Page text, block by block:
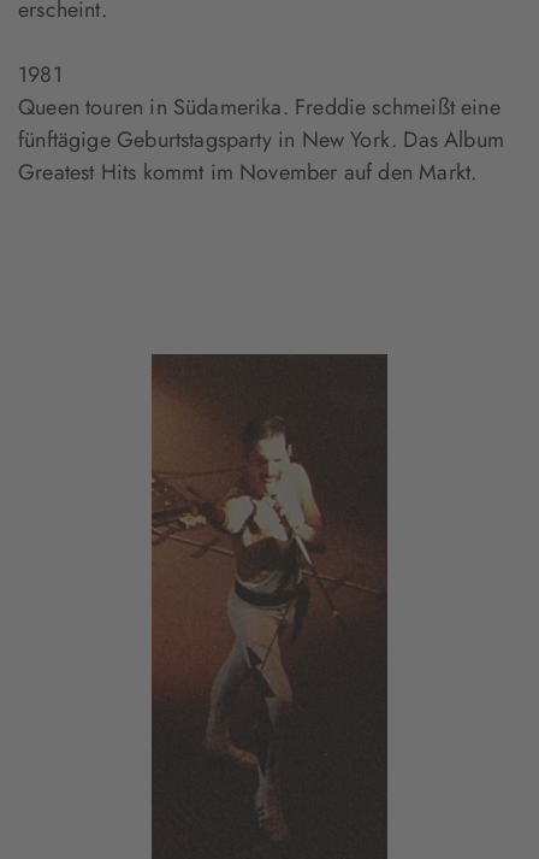
erscheint.
1981
Queen touren in Südamerika. Freddie schmeißt eine
fünftägige Geburtstagsparty in New York. Das Album
Greatest Hits kommt im November auf den Markt.